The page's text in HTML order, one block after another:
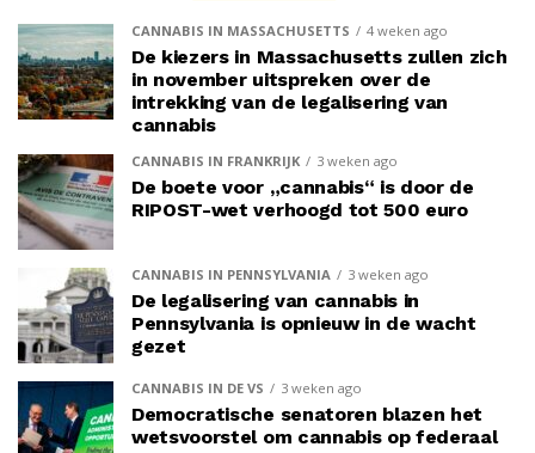
CANNABIS IN MASSACHUSETTS 4 weken ago
De kiezers in Massachusetts zullen zich
in november uitspreken over de
intrekking van de legalisering van
cannabis
CANNABIS IN FRANKRIJK 3 weken ago
De boete voor „cannabis“ is door de
RIPOST-wet verhoogd tot 500 euro
CANNABIS IN PENNSYLVANIA 3 weken ago
De legalisering van cannabis in
Pennsylvania is opnieuw in de wacht
gezet
CANNABIS IN DE VS 3 weken ago
Democratische senatoren blazen het
wetsvoorstel om cannabis op federaal